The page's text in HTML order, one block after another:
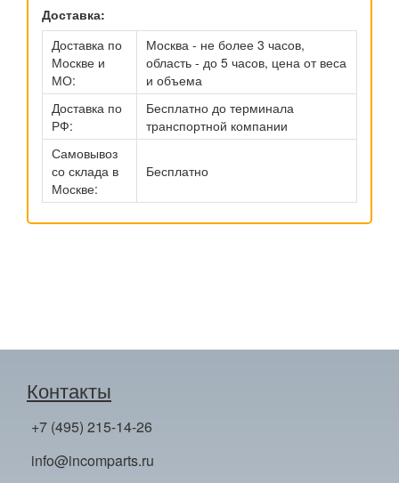
Доставка:
Доставка по
Москве и
МО:
Москва - не более 3 часов,
область - до 5 часов, цена от веса
и объема
Доставка по
РФ:
Бесплатно до терминала
транспортной компании
Самовывоз
со склада в
Москве:
Бесплатно
Контакты
+7 (495) 215-14-26
info@incomparts.ru